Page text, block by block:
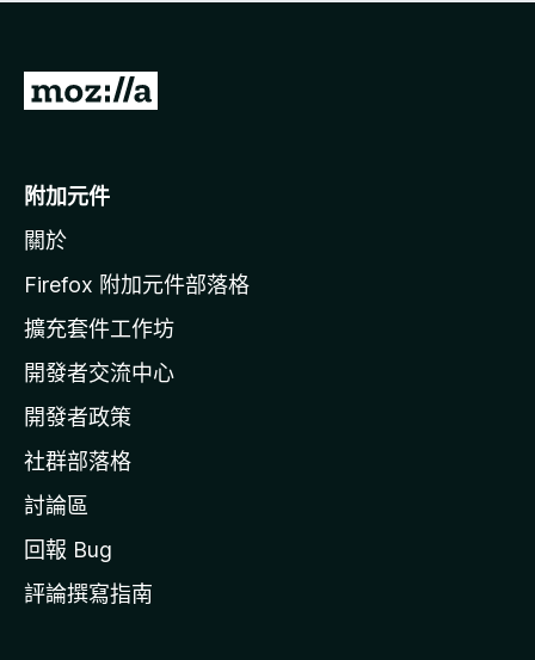
有
前
o
i
l
a
官
網
附加元件
關於
Firefox 附加元件部落格
擴充套件工作坊
開發者交流中心
開發者政策
社群部落格
討論區
回報 Bug
評論撰寫指南